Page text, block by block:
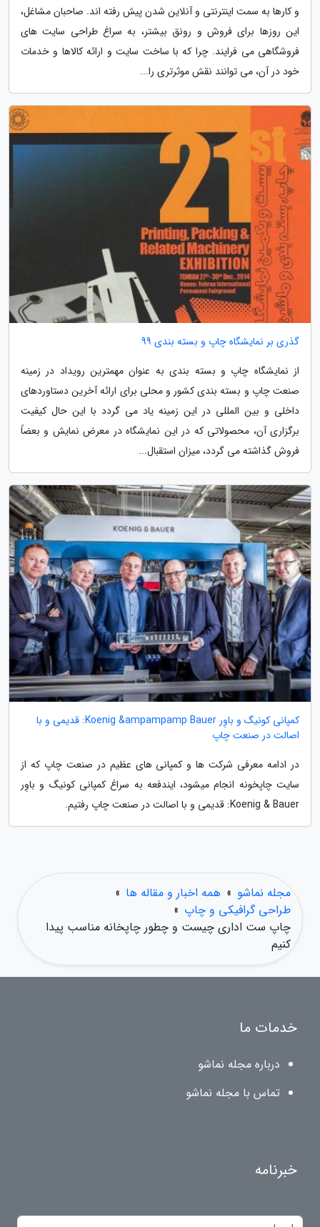
و کارها به سمت اینترنتی و آنلاین شدن پیش رفته اند. صاحبان مشاغل،
این روزها برای فروش و رونق بیشتر، به سراغ طراحی سایت های
فروشگاهی می فرایند. چرا که با ساخت سایت و ارائه کالاها و خدمات
خود در آن، می توانند نقش موثرتری را...
گذری بر نمایشگاه چاپ و بسته بندی 99
از نمایشگاه چاپ و بسته بندی به عنوان مهمترین رویداد در زمینه
صنعت چاپ و بسته بندی کشور و محلی برای ارائه آخرین دستاوردهای
داخلی و بین المللی در این زمینه یاد می گردد با این حال کیفیت
برگزاری آن، محصولاتی که در این نمایشگاه در معرض نمایش و بعضاً
فروش گذاشته می گردد، میزان استقبال...
کمپانی کونیگ و باوِر Koenig &ampampamp Bauer: قدیمی و با
اصالت در صنعت چاپ
در ادامه معرفی شرکت ها و کمپانی های عظیم در صنعت چاپ که از
سایت چاپخونه انجام میشود، ایندفعه به سراغ کمپانی کونیگ و باوِر
Koenig & Bauer: قدیمی و با اصالت در صنعت چاپ رفتیم.
مجله نماشو » همه اخبار و مقاله ها »
طراحی گرافیکی و چاپ »
چاپ ست اداری چیست و چطور چاپخانه مناسب پیدا
کنیم
خدمات ما
درباره مجله نماشو
تماس با مجله نماشو
خبرنامه